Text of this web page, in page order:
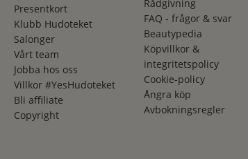
Presentkort
Klubb Hudoteket
Salonger
Vårt team
Jobba hos oss
Villkor #YesHudoteket
Bli affiliate
Copyright
Rådgivning
FAQ - frågor & svar
Beautypedia
Köpvillkor &
integritetspolicy
Cookie-policy
Ångra köp
Avbokningsregler